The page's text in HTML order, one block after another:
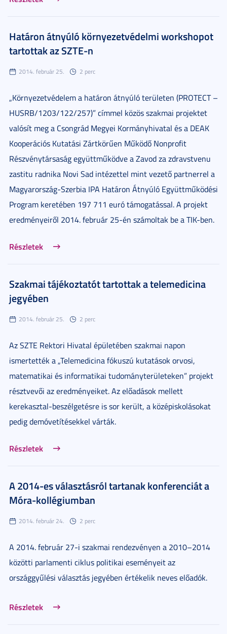
Határon átnyúló környezetvédelmi workshopot
tartottak az SZTE-n
2014. február 25. 2 perc
„Környezetvédelem a határon átnyúló területen (PROTECT –
HUSRB/1203/122/257)” címmel közös szakmai projektet
valósít meg a Csongrád Megyei Kormányhivatal és a DEAK
Kooperációs Kutatási Zártkörűen Működő Nonprofit
Részvénytársaság együttműködve a Zavod za zdravstvenu
zastitu radnika Novi Sad intézettel mint vezető partnerrel a
Magyarország-Szerbia IPA Határon Átnyúló Együttműködési
Program keretében 197 711 euró támogatással. A projekt
eredményeiről 2014. február 25-én számoltak be a TIK-ben.
Részletek
Szakmai tájékoztatót tartottak a telemedicina
jegyében
2014. február 25. 2 perc
Az SZTE Rektori Hivatal épületében szakmai napon
ismertették a „Telemedicina fókuszú kutatások orvosi,
matematikai és informatikai tudományterületeken” projekt
résztvevői az eredményeiket. Az előadások mellett
kerekasztal-beszélgetésre is sor került, a középiskolásokat
pedig demóvetítésekkel várták.
Részletek
A 2014-es választásról tartanak konferenciát a
Móra-kollégiumban
2014. február 24. 2 perc
A 2014. február 27-i szakmai rendezvényen a 2010–2014
közötti parlamenti ciklus politikai eseményeit az
országgyűlési választás jegyében értékelik neves előadók.
Részletek